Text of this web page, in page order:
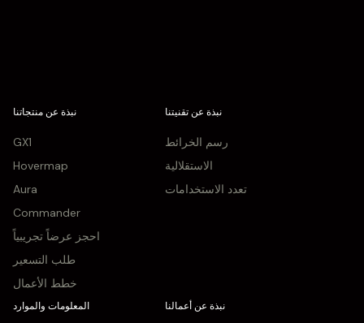
نبذة عن منتجاتنا
GX1
Hovermap
Aura
Commander
احجز عرضاً تجريبياً
طلب التسعير
خطط الأعمال
نبذة عن تقنيتنا
رسم الخرائط
الاستقلالية
تعدد الاستخدامات
المعلومات والموارد نبذة عن أعمالنا